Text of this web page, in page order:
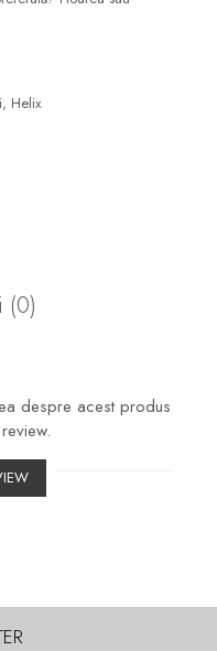
Helix
(0)
despre acest produs